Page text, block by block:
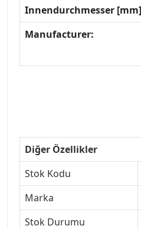
Innendurchmesser
Manufacturer:
Diğer Özellikler
Stok Kodu
Marka
Stok Durumu